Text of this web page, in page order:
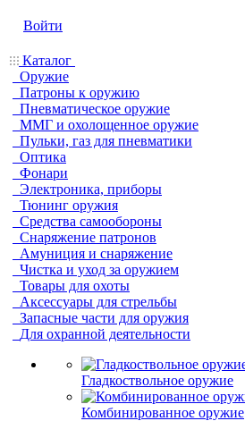
Войти
Каталог
Оружие
Патроны к оружию
Пневматическое оружие
ММГ и охолощенное оружие
Пульки, газ для пневматики
Оптика
Фонари
Электроника, приборы
Тюнинг оружия
Средства самообороны
Снаряжение патронов
Амуниция и снаряжение
Чистка и уход за оружием
Товары для охоты
Аксессуары для стрельбы
Запасные части для оружия
Для охранной деятельности
Гладкоствольное оружие
Комбинированное оружие